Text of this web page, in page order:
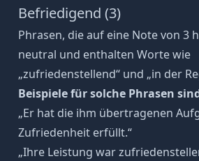
Befriedigend (3)
Phrasen, die auf eine Note von 3
neutral und enthalten Worte wie
„zufriedenstellend“ und „in der
Beispiele für solche Phrasen
„Er hat die ihm übertragenen
Zufriedenheit erfüllt.“
„Ihre Leistung war